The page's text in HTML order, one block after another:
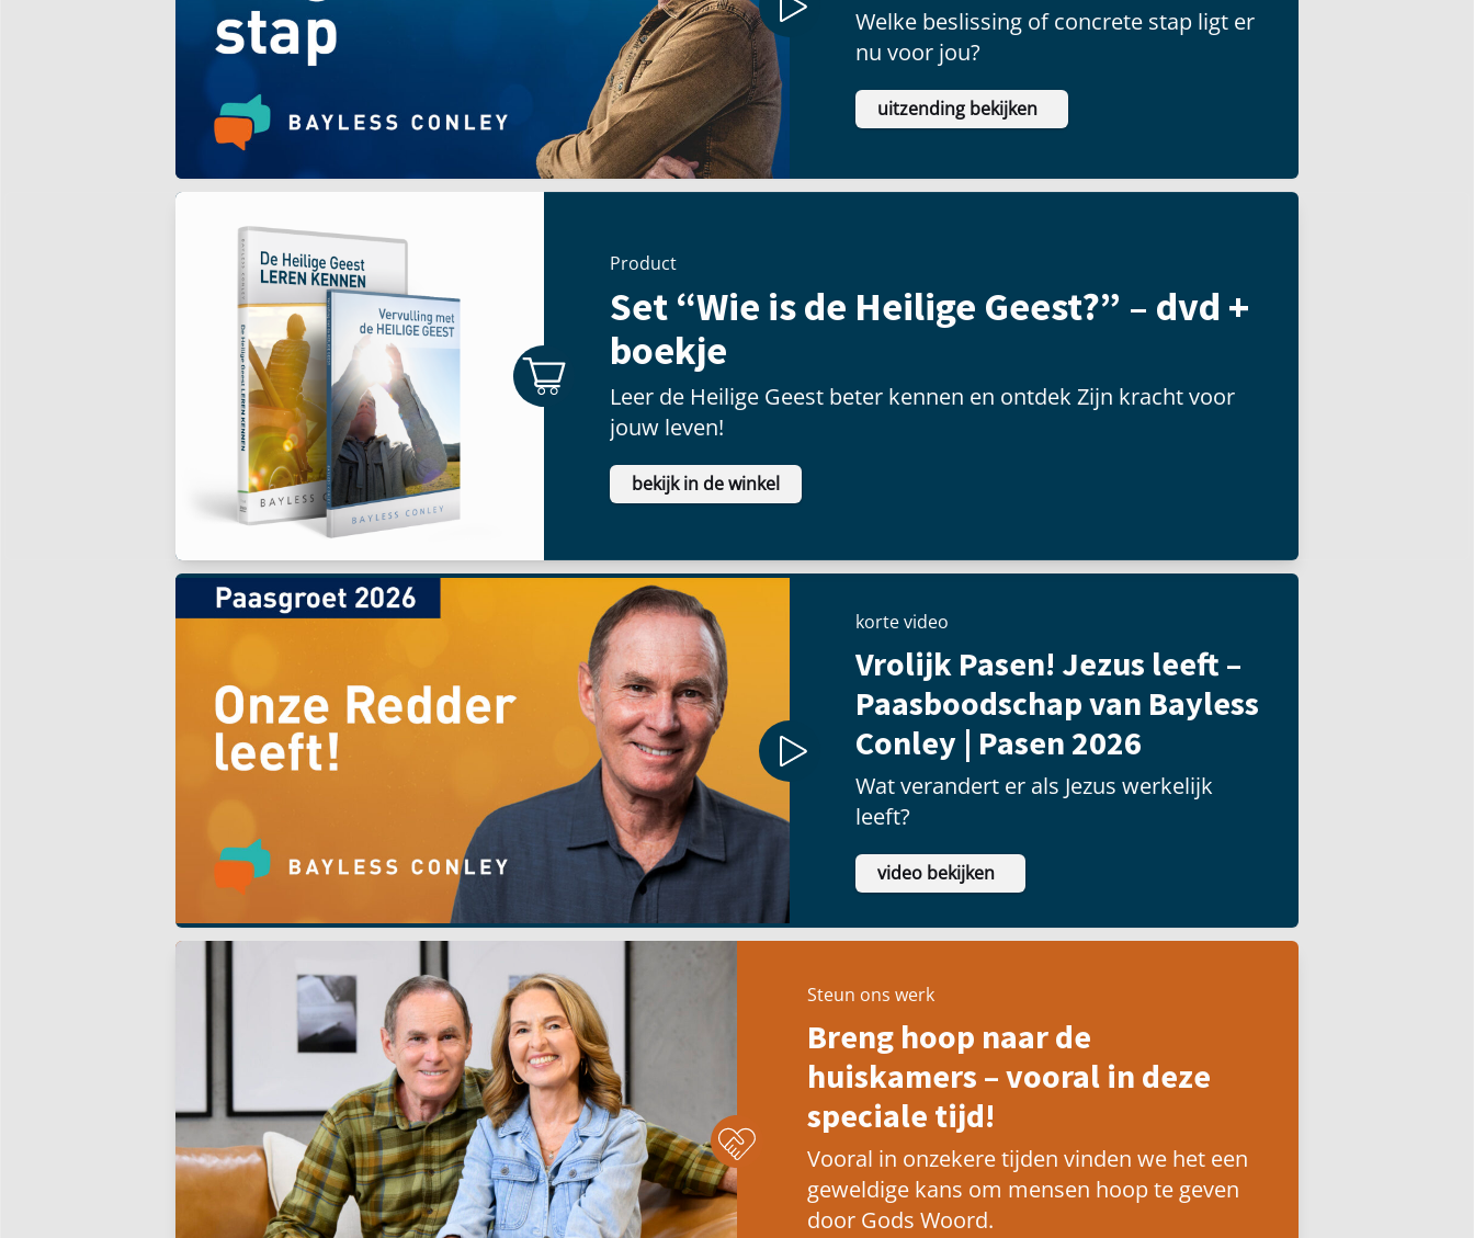
Welke beslissing of concrete stap ligt er
nu voor jou?
uitzending bekijken
Product
Set “Wie is de Heilige Geest?” – dvd +
boekje
Leer de Heilige Geest beter kennen en ontdek Zijn kracht voor
jouw leven!
bekijk in de winkel
korte video
Vrolijk Pasen! Jezus leeft –
Paasboodschap van Bayless
Conley | Pasen 2026
Wat verandert er als Jezus werkelijk
leeft?
video bekijken
Steun ons werk
Breng hoop naar de
huiskamers – vooral in deze
speciale tijd!
Vooral in onzekere tijden vinden we het een
geweldige kans om mensen hoop te geven
door Gods Woord.